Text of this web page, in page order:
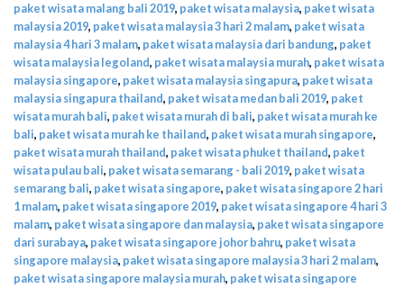
paket wisata malang bali 2019, paket wisata malaysia, paket wisata
malaysia 2019, paket wisata malaysia 3 hari 2 malam, paket wisata
malaysia 4 hari 3 malam, paket wisata malaysia dari bandung, paket
wisata malaysia legoland, paket wisata malaysia murah, paket wisata
malaysia singapore, paket wisata malaysia singapura, paket wisata
malaysia singapura thailand, paket wisata medan bali 2019, paket
wisata murah bali, paket wisata murah di bali, paket wisata murah ke
bali, paket wisata murah ke thailand, paket wisata murah singapore,
paket wisata murah thailand, paket wisata phuket thailand, paket
wisata pulau bali, paket wisata semarang - bali 2019, paket wisata
semarang bali, paket wisata singapore, paket wisata singapore 2 hari
1 malam, paket wisata singapore 2019, paket wisata singapore 4 hari 3
malam, paket wisata singapore dan malaysia, paket wisata singapore
dari surabaya, paket wisata singapore johor bahru, paket wisata
singapore malaysia, paket wisata singapore malaysia 3 hari 2 malam,
paket wisata singapore malaysia murah, paket wisata singapore